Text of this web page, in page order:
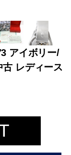
IWC
アイボリー/
レディース